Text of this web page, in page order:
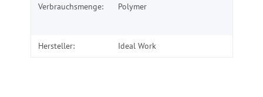
Verbrauchsmenge:
Polymer
Hersteller: Ideal Work